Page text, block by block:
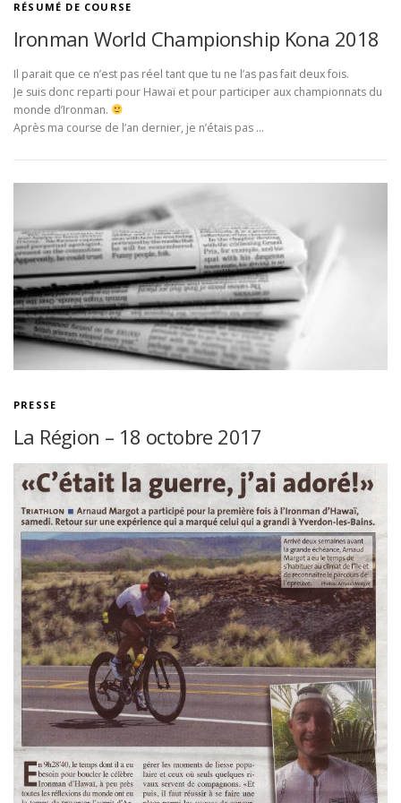
RÉSUMÉ DE COURSE
Ironman World Championship Kona 2018
Il parait que ce n’est pas réel tant que tu ne l’as pas fait deux fois.
Je suis donc reparti pour Hawaï et pour participer aux championnats du
monde d’Ironman.
Après ma course de l’an dernier, je n’étais pas …
PRESSE
La Région – 18 octobre 2017